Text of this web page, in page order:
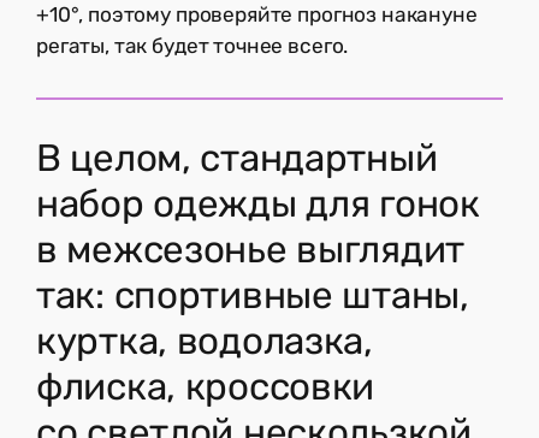
+10°, поэтому проверяйте прогноз накануне
регаты, так будет точнее всего.
В целом, стандартный
набор одежды для гонок
в межсезонье выглядит
так: спортивные штаны,
куртка, водолазка,
флиска, кроссовки